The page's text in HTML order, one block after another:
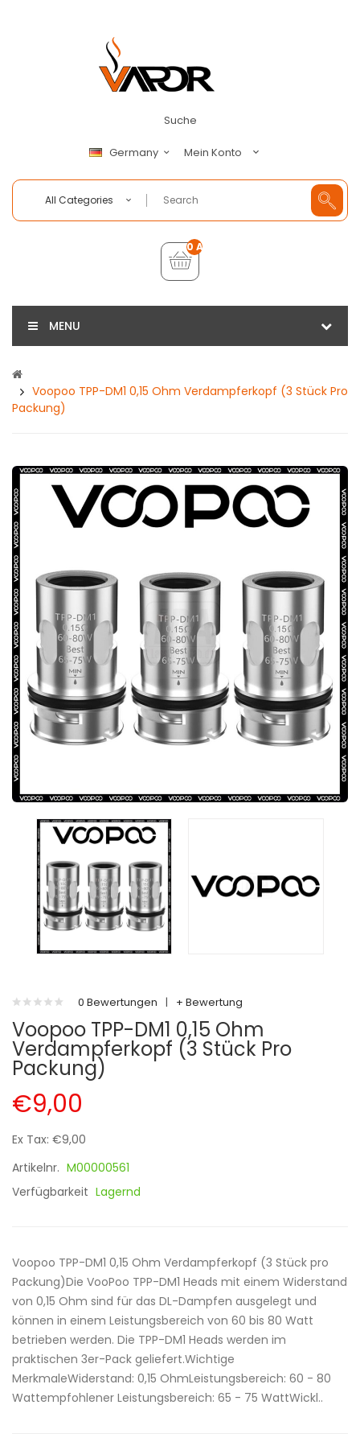
Suche
Germany Mein Konto
All Categories
0 Artikel - €0,00
MENU
Voopoo TPP-DM1 0,15 Ohm Verdampferkopf (3 Stück Pro
Packung)
0 Bewertungen | + Bewertung
Voopoo TPP-DM1 0,15 Ohm
Verdampferkopf (3 Stück Pro
Packung)
€9,00
Ex Tax: €9,00
Artikelnr. M00000561
Verfügbarkeit Lagernd
Voopoo TPP-DM1 0,15 Ohm Verdampferkopf (3 Stück pro
Packung)Die VooPoo TPP-DM1 Heads mit einem Widerstand
von 0,15 Ohm sind für das DL-Dampfen ausgelegt und
können in einem Leistungsbereich von 60 bis 80 Watt
betrieben werden. Die TPP-DM1 Heads werden im
praktischen 3er-Pack geliefert.Wichtige
MerkmaleWiderstand: 0,15 OhmLeistungsbereich: 60 - 80
Wattempfohlener Leistungsbereich: 65 - 75 WattWickl..